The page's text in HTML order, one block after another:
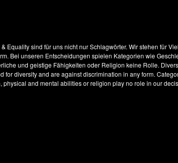
& Equality sind für uns nicht nur Schlagwörter. Wir stehen für
Bei unseren Entscheidungen spielen Kategorien wie
und geistige Fähigkeiten oder Religion keine Rolle.
for diversity and are against discrimination in any form.
physical and mental abilities or religion play no role in our